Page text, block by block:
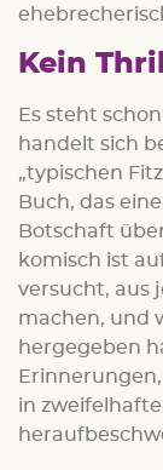
Kein
Es steht
handelt sich
„typischen
Buch, das
Botschaft
komisch ist
versucht, aus
machen, und
hergegeben
Erinnerungen,
in